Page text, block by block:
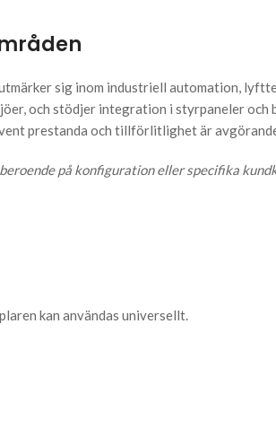
sig inom industriell automation,
och stödjer integration i styrpaneler och
prestanda och tillförlitlighet är
på konfiguration eller specifika
kan användas universellt.